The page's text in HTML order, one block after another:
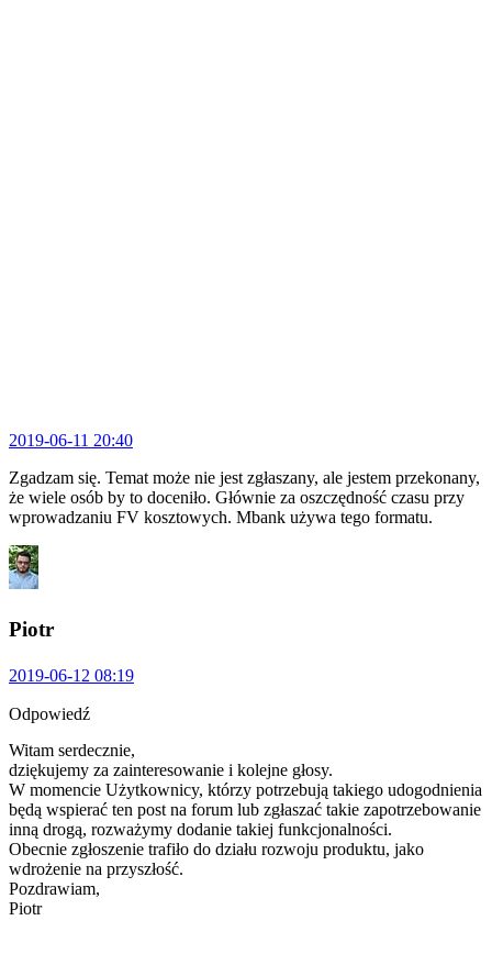
2019-06-11 20:40
Zgadzam się. Temat może nie jest zgłaszany, ale jestem przekonany,
że wiele osób by to doceniło. Głównie za oszczędność czasu przy
wprowadzaniu FV kosztowych. Mbank używa tego formatu.
Piotr
2019-06-12 08:19
Odpowiedź
Witam serdecznie,
dziękujemy za zainteresowanie i kolejne głosy.
W momencie Użytkownicy, którzy potrzebują takiego udogodnienia
będą wspierać ten post na forum lub zgłaszać takie zapotrzebowanie
inną drogą, rozważymy dodanie takiej funkcjonalności.
Obecnie zgłoszenie trafiło do działu rozwoju produktu, jako
wdrożenie na przyszłość.
Pozdrawiam,
Piotr